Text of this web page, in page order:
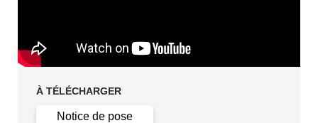
À TÉLÉCHARGER
Notice de pose